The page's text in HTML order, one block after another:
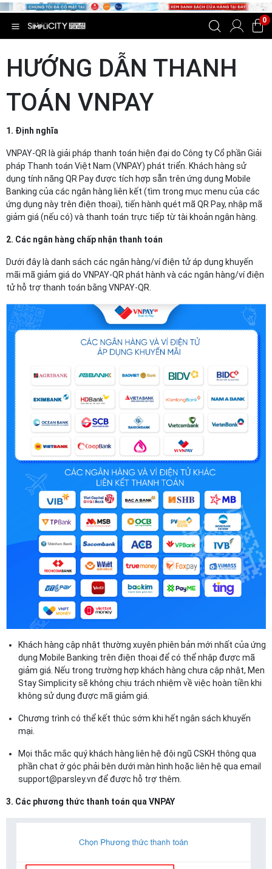
0
HƯỚNG DẪN THANH
TOÁN VNPAY
1. Định nghĩa
VNPAY-QR là giải pháp thanh toán hiện đại do Công ty Cổ phần Giải
pháp Thanh toán Việt Nam (VNPAY) phát triển. Khách hàng sử
dụng tính năng QR Pay được tích hợp sẵn trên ứng dụng Mobile
Banking của các ngân hàng liên kết (tìm trong mục menu của các
ứng dụng này trên điện thoại), tiến hành quét mã QR Pay, nhập mã
giảm giá (nếu có) và thanh toán trực tiếp từ tài khoản ngân hàng.
2. Các ngân hàng chấp nhận thanh toán
Dưới đây là danh sách các ngân hàng/ví điện tử áp dụng khuyến
mãi mã giảm giá do VNPAY-QR phát hành và các ngân hàng/ví điện
tử hỗ trợ thanh toán bằng VNPAY-QR.
Khách hàng cập nhật thường xuyên phiên bản mới nhất của ứng
dụng Mobile Banking trên điện thoại để có thể nhập được mã
giảm giá. Nếu trong trường hợp khách hàng chưa cập nhật, Men
Stay Simplicity sẽ không chịu trách nhiệm về việc hoàn tiền khi
không sử dụng được mã giảm giá.
Chương trình có thể kết thúc sớm khi hết ngân sách khuyến
mại.
Mọi thắc mắc quý khách hàng liên hệ đội ngũ CSKH thông qua
phần chat ở góc phải bên dưới màn hình hoặc liên hệ qua email
support@parsley.vn để được hỗ trợ thêm.
3. Các phương thức thanh toán qua VNPAY